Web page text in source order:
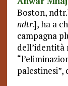
Boston,
ndtr.], ha a
campagna
dell’identità
palestinesi”,